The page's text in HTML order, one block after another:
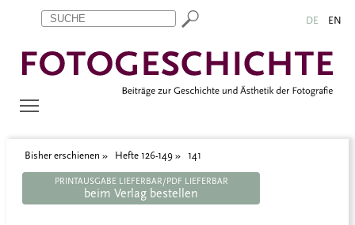
Zum Inhalt springen
Aktuelle Seite: 141 DE EN
Bisher erschienen Hefte 126-149 141
PRINTAUSGABE LIEFERBAR/PDF LIEFERBAR
beim Verlag bestellen